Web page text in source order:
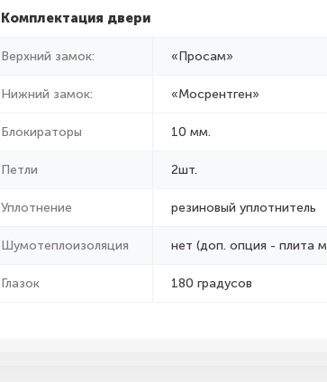
Комплектация двери
Верхний замок: «Просам»
Нижний замок: «Мосрентген»
Блокираторы 10 мм.
Петли 2шт.
Уплотнение резиновый уплотнитель
Шумотеплоизоляция нет (доп. опция - плита
Глазок 180 градусов